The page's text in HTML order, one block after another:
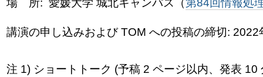
場 所: 愛媛大学 城北キャンパス（第84回情報処
講演の申し込みおよび TOM への投稿の締切: 2022
注 1) ショートトーク (予稿 2 ページ以内、発表 10